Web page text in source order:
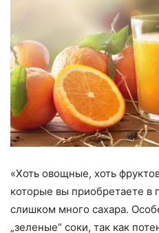
«Хоть овощные, хоть
которые вы приобретаете в
слишком много сахара.
„зеленые“ соки, так как